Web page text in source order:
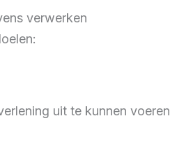
verwerken
uit te kunnen voeren